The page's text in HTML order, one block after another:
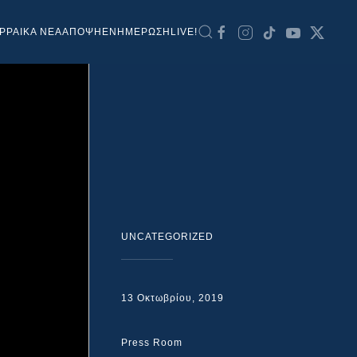
ΝΕΑΑΠΟΨΗ ΕΝΗΜΕΡΩΣΗ LIVE!
UNCATEGORIZED
13 Οκτωβρίου, 2019
Press Room